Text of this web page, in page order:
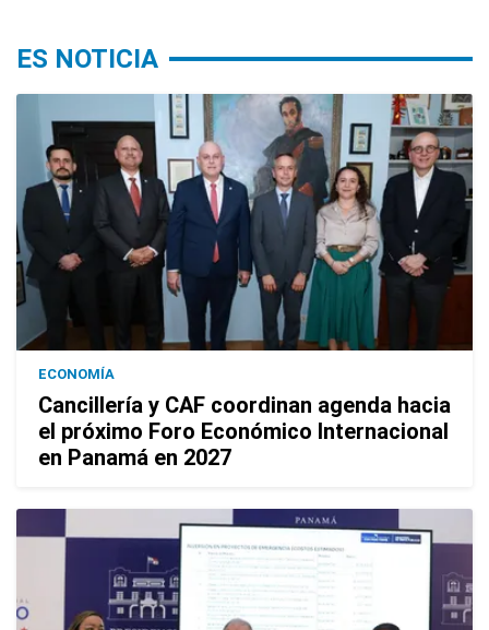
ES NOTICIA
ECONOMÍA
Cancillería y CAF coordinan agenda hacia
el próximo Foro Económico Internacional
en Panamá en 2027